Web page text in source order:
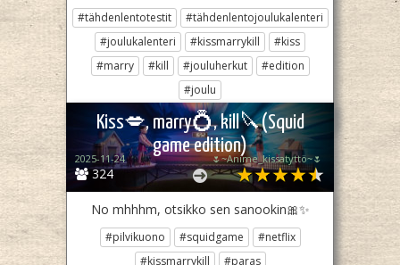
#tähdenlentotestit
#tähdenlentojoulukalenteri
#joulukalenteri
#kissmarrykill
#kiss
#marry
#kill #jouluherkut
#edition
#joulu
Jaa
Twiittaa
Kiss💋, marry💍, kill🔪(Squid
game edition)
324
2025-11-24 🌷~Anime_kissatyttö~🌷
No mhhhm, otsikko sen sanookin🎀✨
#pilvikuono #squidgame
#netflix
#kissmarrykill
#paras